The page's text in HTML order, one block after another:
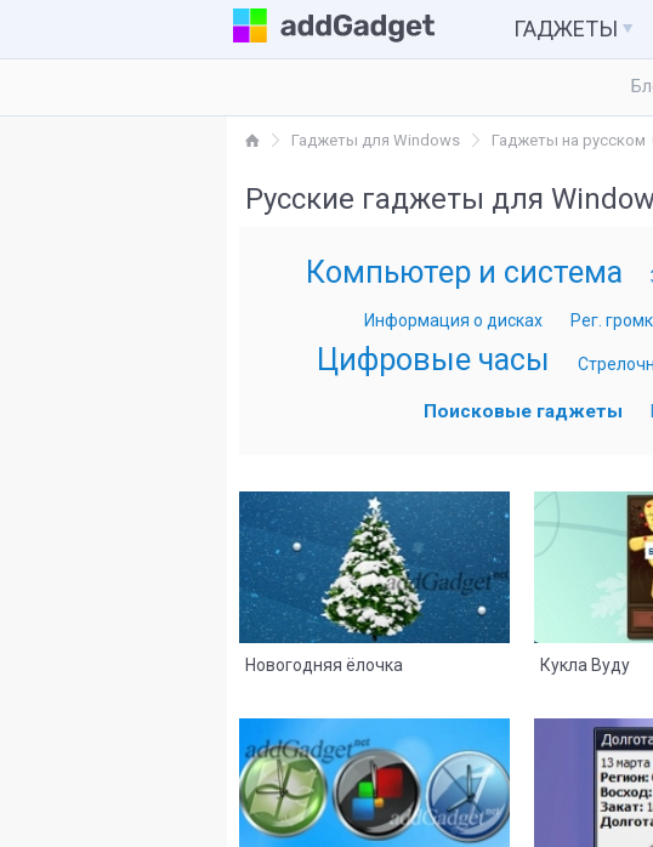
ГАДЖЕТЫ
Компьютер и
Часы
Гаджеты для Windows Гаджеты на русском
Русские гаджеты для
Компьютер и система
Информация о дисках Рег.
Цифровые часы
Поисковые гаджеты
41 22
Новогодняя ёлочка Кукла Вуду